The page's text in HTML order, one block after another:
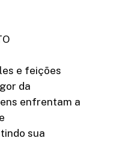
e feições
da
enfrentam a
sua